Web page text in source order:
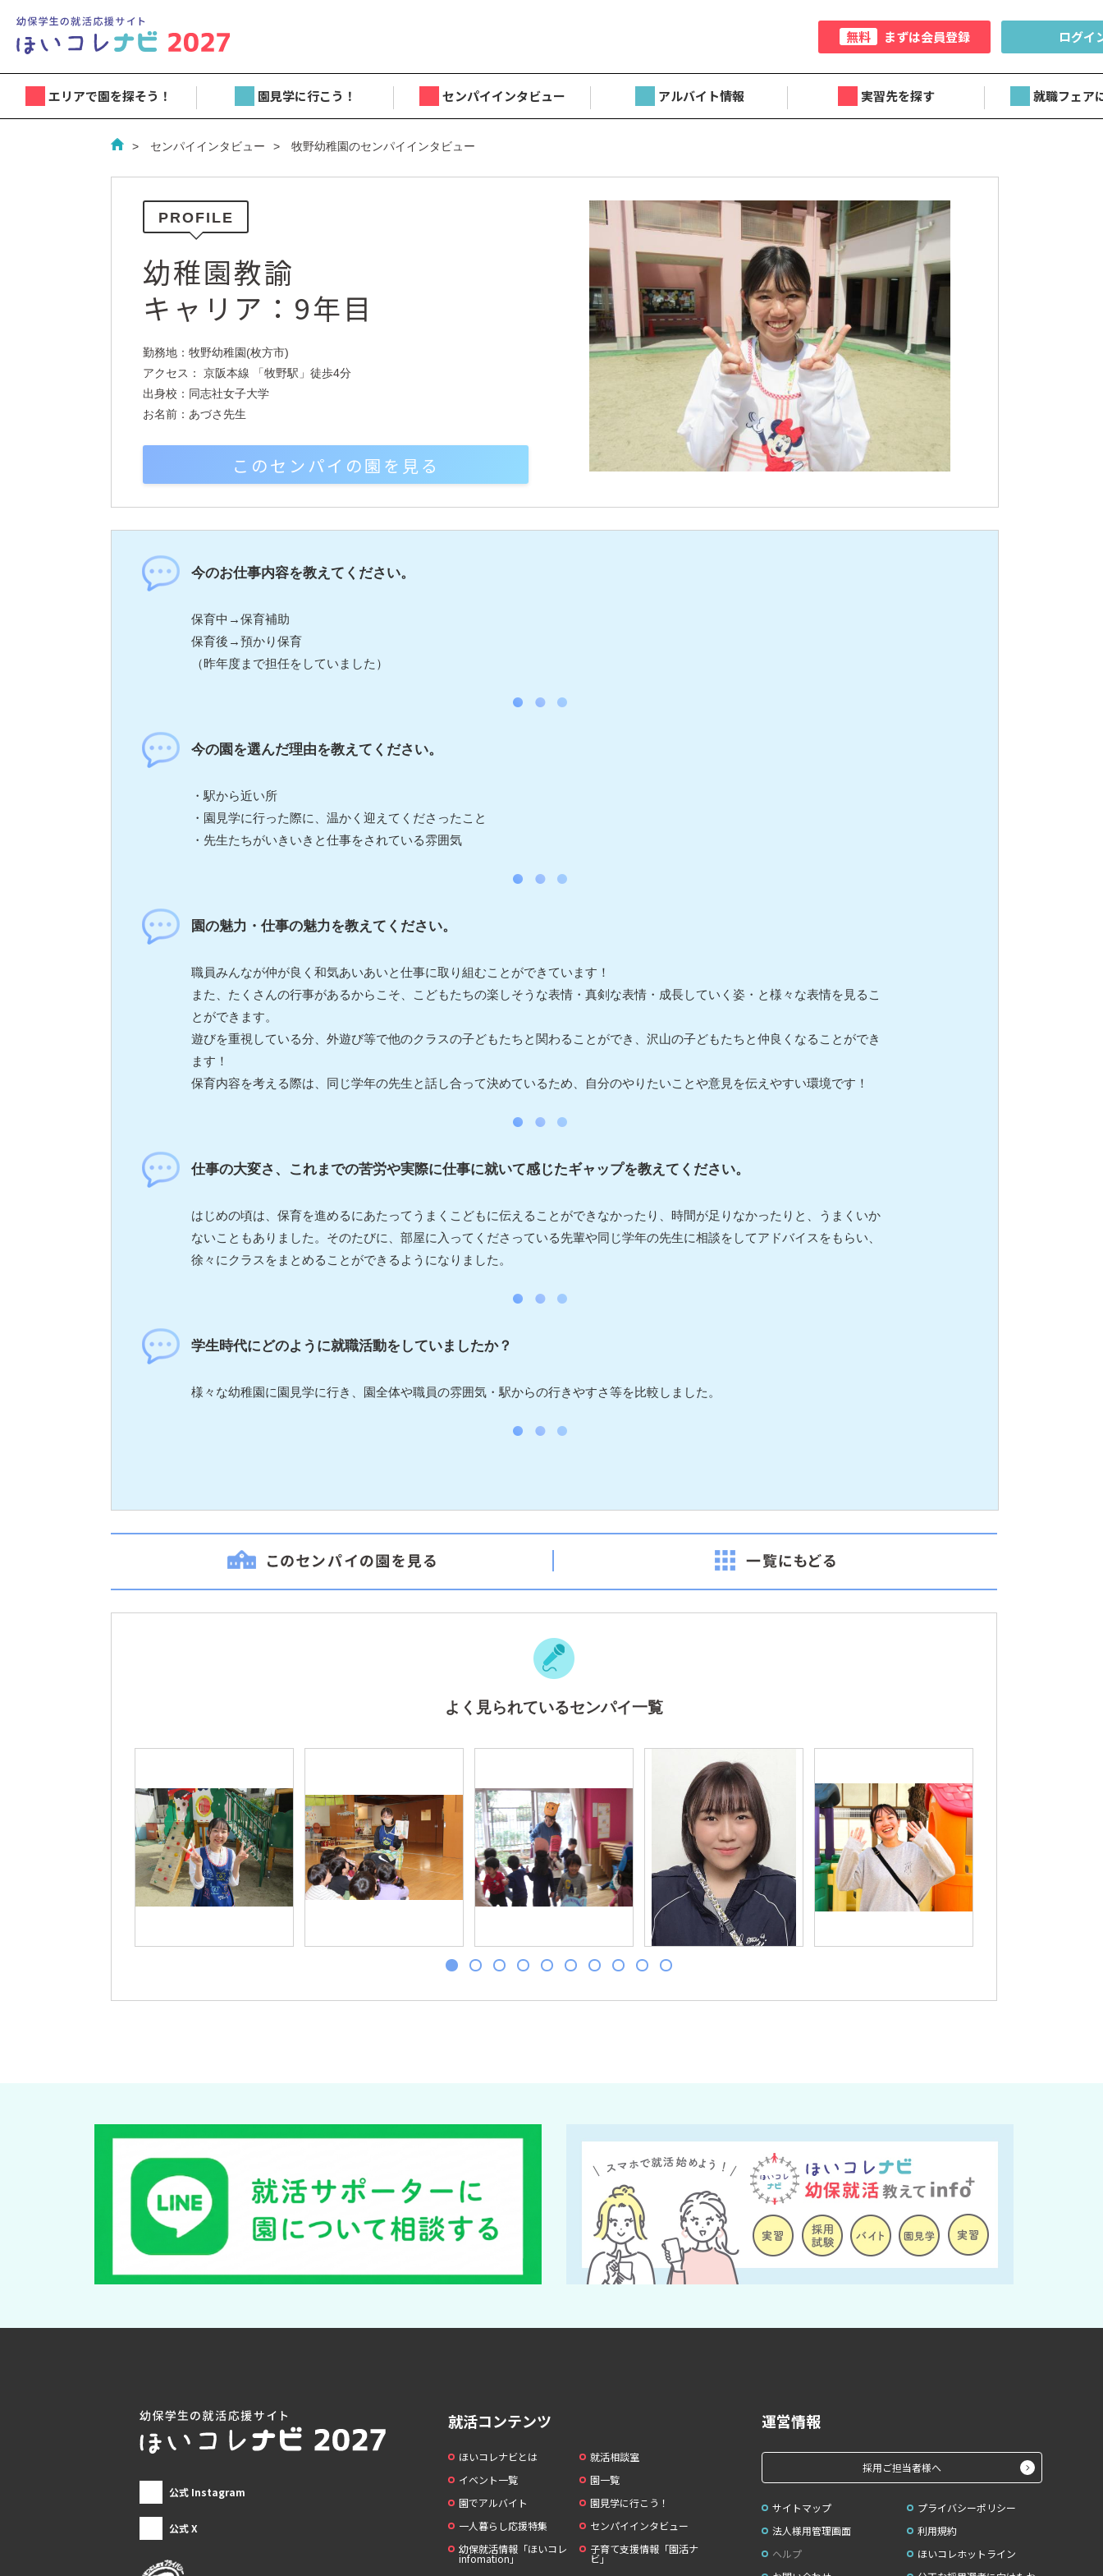
無料 まずは会員登録 ログイ
エリアで園を探そう！ 園見学に行こう！ センパイインタビュー アルバイト情報 実習先を探す 就職フェア
センパイインタビュー 牧野幼稚園のセンパイインタビュー
PROFILE
幼稚園教諭
キャリア：9年目
勤務地：牧野幼稚園(枚方市)
アクセス： 京阪本線 「牧野駅」徒歩4分
出身校：同志社女子大学
お名前：あづさ先生
このセンパイの園を見る
今のお仕事内容を教えてください。
保育中→保育補助
保育後→預かり保育
（昨年度まで担任をしていました）
今の園を選んだ理由を教えてください。
・駅から近い所
・園見学に行った際に、温かく迎えてくださったこと
・先生たちがいきいきと仕事をされている雰囲気
園の魅力・仕事の魅力を教えてください。
職員みんなが仲が良く和気あいあいと仕事に取り組むことができています！
また、たくさんの行事があるからこそ、こどもたちの楽しそうな表情・真剣な表情・成長していく姿・と様々な表情を見るこ
とができます。
遊びを重視している分、外遊び等で他のクラスの子どもたちと関わることができ、沢山の子どもたちと仲良くなることができ
ます！
保育内容を考える際は、同じ学年の先生と話し合って決めているため、自分のやりたいことや意見を伝えやすい環境です！
仕事の大変さ、これまでの苦労や実際に仕事に就いて感じたギャップを教えてください。
はじめの頃は、保育を進めるにあたってうまくこどもに伝えることができなかったり、時間が足りなかったりと、うまくいか
ないこともありました。そのたびに、部屋に入ってくださっている先輩や同じ学年の先生に相談をしてアドバイスをもらい、
徐々にクラスをまとめることができるようになりました。
学生時代にどのように就職活動をしていましたか？
様々な幼稚園に園見学に行き、園全体や職員の雰囲気・駅からの行きやすさ等を比較しました。
よく見られているセンパイ一覧
公式 Instagram
公式 X
就活コンテンツ
ほいコレナビとは
就活相談室
イベント一覧
園一覧
園でアルバイト
園見学に行こう！
一人暮らし応援特集
センパイインタビュー
幼保就活情報「ほいコレ
infomation」
子育て支援情報「園活ナ
ビ」
運営情報
採用ご担当者様へ
サイトマップ
プライバシーポリシー
法人様用管理画面
利用規約
ヘルプ
ほいコレホットライン